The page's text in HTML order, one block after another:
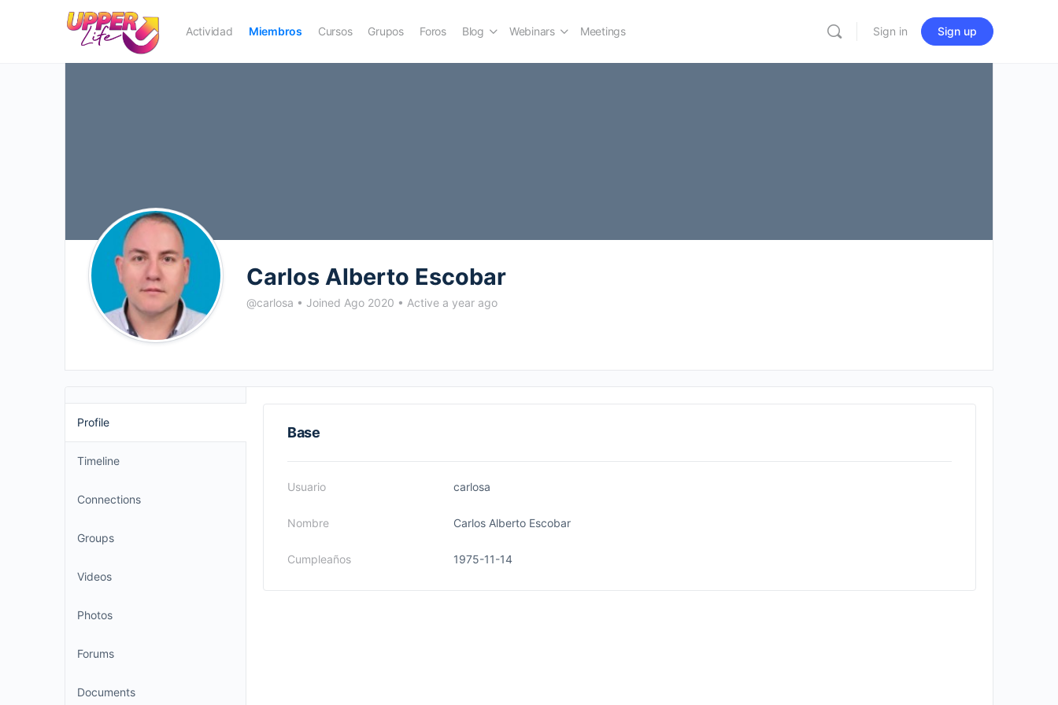
Actividad Miembros Cursos Grupos Foros Blog Webinars Meetings Sign in Sign up
Carlos Alberto Escobar
@carlosa • Joined Ago 2020 • Active a year ago
Profile
Timeline
Connections
Groups
Videos
Photos
Forums
Documents
Base
Usuario carlosa
Nombre Carlos Alberto Escobar
Cumpleaños 1975-11-14